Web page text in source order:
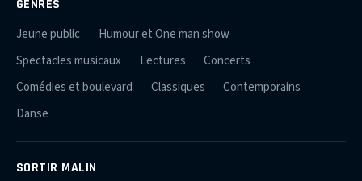
GENRES
Jeune public
Humour et One man show
Spectacles musicaux
Lectures
Concerts
Comédies et boulevard
Classiques
Contemporains
Danse
SORTIR MALIN